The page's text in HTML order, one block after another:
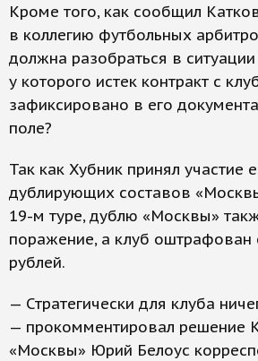
Кроме того, как сообщил
в коллегию футбольных
должна разобраться в
у которого истек контракт с
зафиксировано в его
поле?
Так как Хубник принял участие
дублирующих составов
19-м туре, дублю «Москвы»
поражение, а клуб оштрафован
рублей.
— Стратегически для клуба
— прокомментировал решение
«Москвы» Юрий Белоус